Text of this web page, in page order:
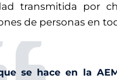
transmitida por
de personas en
se hace en la